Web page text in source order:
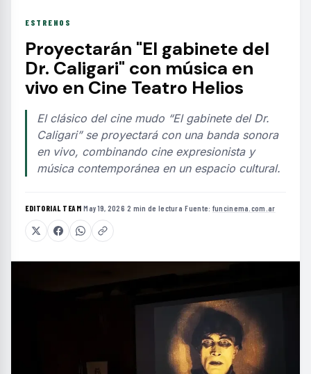
ESTRENOS
Proyectarán "El gabinete del
Dr. Caligari" con música en
vivo en Cine Teatro Helios
El clásico del cine mudo “El gabinete del Dr.
Caligari” se proyectará con una banda sonora
en vivo, combinando cine expresionista y
música contemporánea en un espacio cultural.
EDITORIAL TEAM·May 19, 2026·2 min de lectura·Fuente: funcinema.com.ar